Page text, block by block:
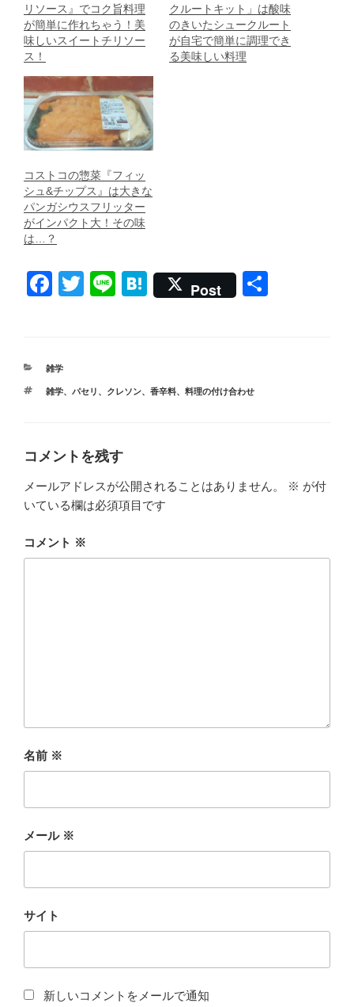
リソース』でコク旨料理
が簡単に作れちゃう！美
味しいスイートチリソー
ス！
クルートキット」は酸味
のきいたシュークルート
が自宅で簡単に調理でき
る美味しい料理
コストコの惣菜『フィッ
シュ&チップス』は大きな
パンガシウスフリッター
がインパクト大！その味
は…？
F
e
b
k
T
Li
H
a
Post
カ
ゴ
雑学
タ
雑学、 パセリ 、 クレソン、 香辛料、 料理の付け合わせ
コメントを残す
メールアドレスが公開されることはありません。 ※ が付
いている欄は必須項目です
コメント ※
名前 ※
メール ※
サイト
新しいコメントをメールで通知